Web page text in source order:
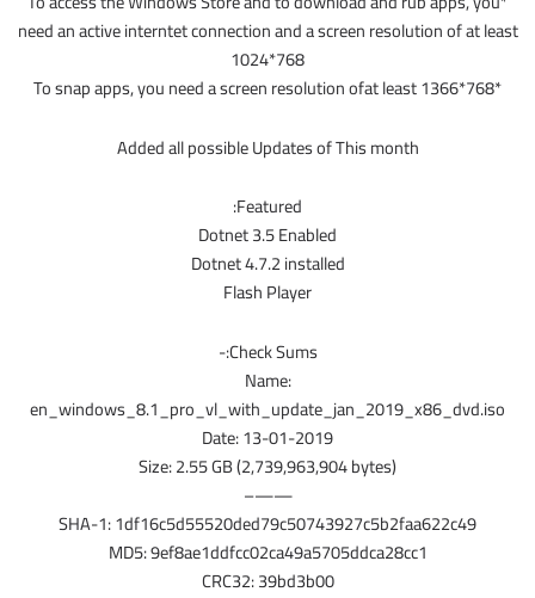
need an active interntet connection and a screen resolution of at least
1024*768
*To snap apps, you need a screen resolution ofat least 1366*768
Added all possible Updates of This month
Featured:
Dotnet 3.5 Enabled
Dotnet 4.7.2 installed
Flash Player
Check Sums:-
Name:
en_windows_8.1_pro_vl_with_update_jan_2019_x86_dvd.iso
Date: 13-01-2019
Size: 2.55 GB (2,739,963,904 bytes)
——–
SHA-1: 1df16c5d55520ded79c50743927c5b2faa622c49
MD5: 9ef8ae1ddfcc02ca49a5705ddca28cc1
CRC32: 39bd3b00